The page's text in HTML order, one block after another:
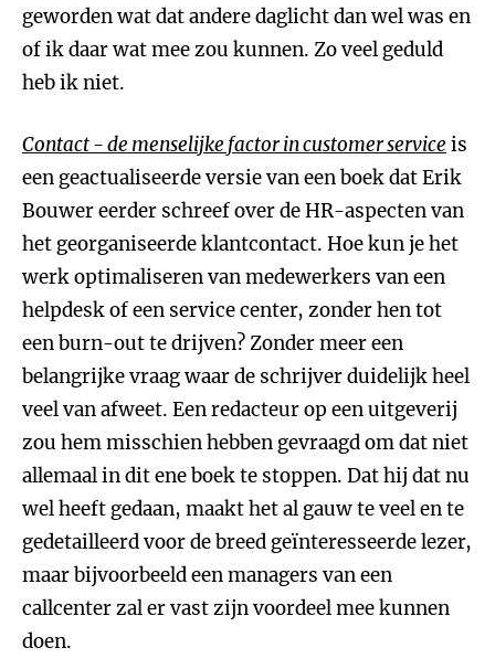
geworden wat dat andere daglicht dan wel was en
of ik daar wat mee zou kunnen. Zo veel geduld
heb ik niet.
Contact - de menselijke factor in customer service is
een geactualiseerde versie van een boek dat Erik
Bouwer eerder schreef over de HR-aspecten van
het georganiseerde klantcontact. Hoe kun je het
werk optimaliseren van medewerkers van een
helpdesk of een service center, zonder hen tot
een burn-out te drijven? Zonder meer een
belangrijke vraag waar de schrijver duidelijk heel
veel van afweet. Een redacteur op een uitgeverij
zou hem misschien hebben gevraagd om dat niet
allemaal in dit ene boek te stoppen. Dat hij dat nu
wel heeft gedaan, maakt het al gauw te veel en te
gedetailleerd voor de breed geïnteresseerde lezer,
maar bijvoorbeeld een managers van een
callcenter zal er vast zijn voordeel mee kunnen
doen.